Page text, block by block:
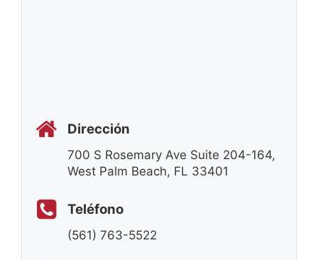
Dirección
700 S Rosemary Ave Suite 204-164,
West Palm Beach, FL 33401
Teléfono
(561) 763-5522